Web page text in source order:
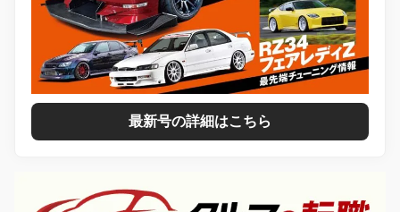
最新号の詳細はこちら